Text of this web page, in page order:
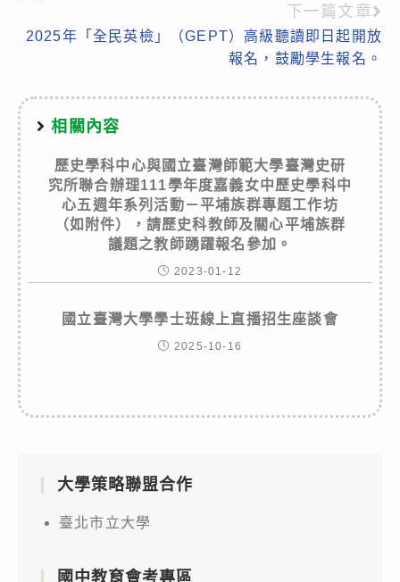
下一篇文章
2025年「全民英檢」（GEPT）高級聽讀即日起開放
報名，鼓勵學生報名。
相關內容
歷史學科中心與國立臺灣師範大學臺灣史研
究所聯合辦理111學年度嘉義女中歷史學科中
心五週年系列活動－平埔族群專題工作坊
（如附件），請歷史科教師及關心平埔族群
議題之教師踴躍報名參加。
2023-01-12
國立臺灣大學學士班線上直播招生座談會
2025-10-16
大學策略聯盟合作
臺北市立大學
國中教育會考專區